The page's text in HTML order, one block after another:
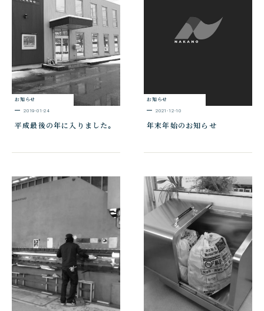
お知らせ
2019-01-24
平成最後の年に入りました。
お知らせ
2021-12-10
年末年始のお知らせ